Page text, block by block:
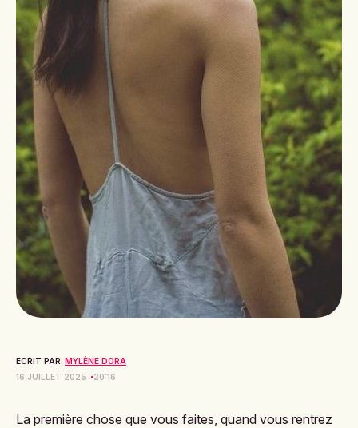
ECRIT PAR: MYLÈNE DORA
16 JUILLET 2025
20:16
La première chose que vous faites, quand vous rentrez